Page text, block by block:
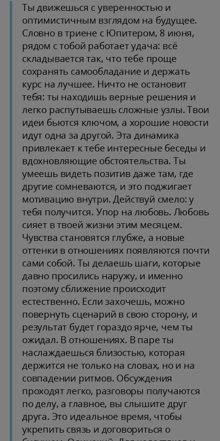
Ты движешься с уверенностью и
оптимистичным взглядом на будущее.
Словно в триене с Юпитером, 8 июня,
рядом с тобой работает удача: всё
складывается так, что тебе проще
сохранять самообладание и держать
курс на лучшее. Ничто не остановит
тебя: ты находишь верные решения и
легко распутываешь сложные узлы. Твои
идеи бьются ключом, а хорошие новости
идут одна за другой. Эта динамика
привлекает к тебе интересные беседы и
вдохновляющие обстоятельства. Ты
умеешь видеть позитив даже там, где
другие сомневаются, и это поджигает
мотивацию внутри. Действуй смело: у
тебя получится. Упор на любовь. Любовь
сияет в твоей жизни этим месяцем.
Чувства становятся глубже, а новые
оттенки в отношениях появляются почти
сами собой. Ты делаешь шаги, которые
давно просились наружу, и именно
поэтому сближение происходит
естественно. Если захочешь, можно
повернуть сценарий в свою сторону, и
результат будет гораздо ярче, чем ты
ожидал. В отношениях. В паре ты
наслаждаешься близостью, которая
держится не только на словах, но и на
совпадении ритмов. Обсуждения
проходят легко, разговоры получаются
по делу, а главное, вы слышите друг
друга. Это идеальное время, чтобы
укрепить связь и договориться о